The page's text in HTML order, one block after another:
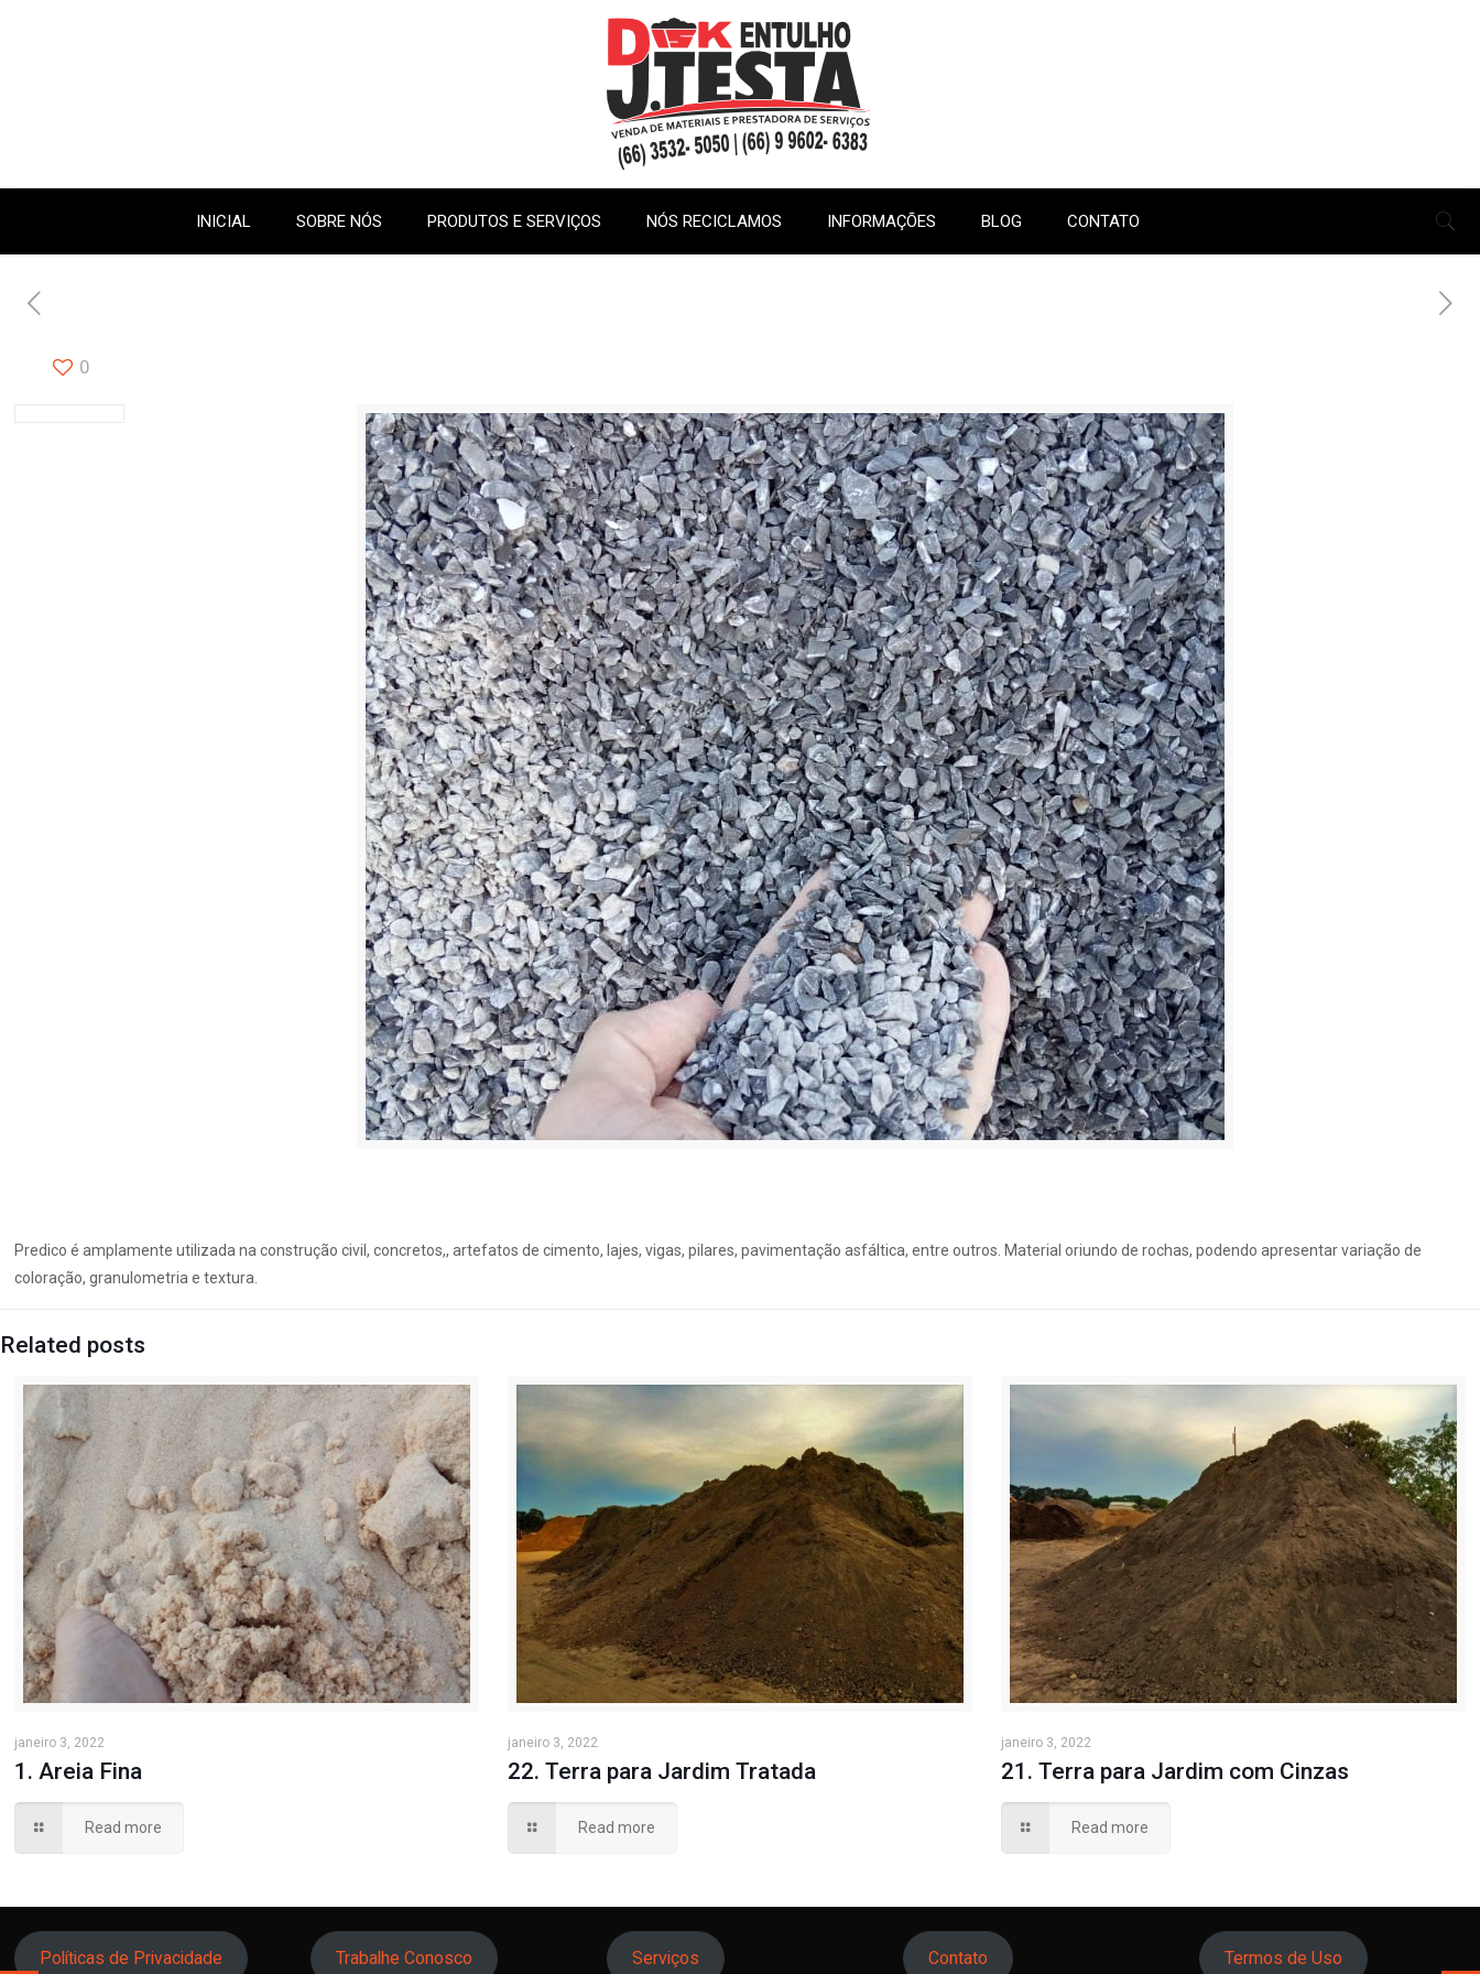
INICIAL SOBRE NÓS PRODUTOS E SERVIÇOS NÓS RECICLAMOS INFORMAÇÕES BLOG CONTATO
0
Predico é amplamente utilizada na construção civil, concretos,, artefatos de cimento, lajes, vigas, pilares, pavimentação asfáltica, entre outros. Material oriundo de rochas, podendo apresentar variação de
coloração, granulometria e textura.
Related posts
janeiro 3, 2022
1. Areia Fina
Read more
janeiro 3, 2022
22. Terra para Jardim Tratada
Read more
janeiro 3, 2022
21. Terra para Jardim com Cinzas
Read more
Políticas de Privacidade Trabalhe Conosco Serviços Contato Termos de Uso